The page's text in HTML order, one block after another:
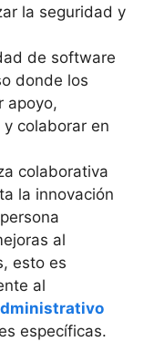
la seguridad y
de software
donde los
apoyo,
colaborar en
colaborativa
la innovación
al
esto es
al
específicas.